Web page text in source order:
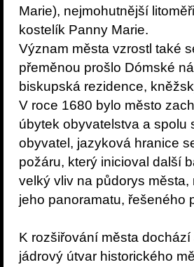
Marie), nejmohutnější
kostelík Panny Marie.
Význam města vzrostl také
přeměnou prošlo Dómské
biskupská rezidence,
V roce 1680 bylo město
úbytek obyvatelstva a spolu
obyvatel, jazyková hranice
požáru, který inicioval další
velký vliv na půdorys
jeho panoramatu, řešeného
K rozšiřování města
jádrový útvar historického